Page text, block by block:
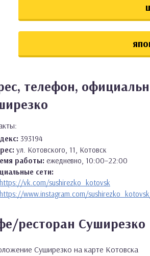
телефон,
393194
ул. Котовского, 11, Котовск
работы: ежедневно, 10:00–22:00
сети:
https://vk.com/sushirezko_kotovsk
https://www.instagram.com/
ресторан Суширезко
Суширезко на карте Котовска